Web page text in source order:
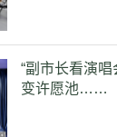
“副市长看演
变许愿池……